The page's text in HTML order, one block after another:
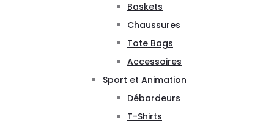
Baskets
Chaussures
Tote Bags
Accessoires
Sport et Animation
Débardeurs
T-Shirts